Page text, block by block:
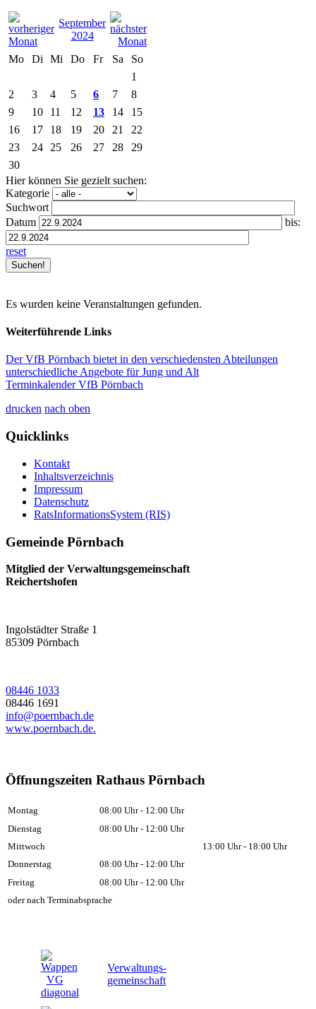
September
2024
Mo
Di Mi Do Fr Sa
So
1
2
3 4 5 6 7
8
9
10 11 12 13 14
15
16
17 18 19 20 21
22
23
24 25 26 27 28
29
30
Hier können Sie gezielt suchen:
Kategorie
Suchwort
Datum
bis:
reset
Es wurden keine Veranstaltungen gefunden.
Weiterführende Links
Der VfB Pörnbach bietet in den verschiedensten Abteilungen
unterschiedliche Angebote für Jung und Alt
Terminkalender VfB Pörnbach
drucken nach oben
Quicklinks
Kontakt
Inhaltsverzeichnis
Impressum
Datenschutz
RatsInformationsSystem (RIS)
Gemeinde Pörnbach
Mitglied der Verwaltungsgemeinschaft
Reichertshofen
Ingolstädter Straße 1
85309 Pörnbach
08446 1033
08446 1691
info@poernbach.de
www.poernbach.de.
Öffnungszeiten Rathaus Pörnbach
Montag
08:00 Uhr - 12:00 Uhr
Dienstag
08:00 Uhr - 12:00 Uhr
Mittwoch
13:00 Uhr - 18:00 Uhr
Donnerstag
08:00 Uhr - 12:00 Uhr
Freitag
08:00 Uhr - 12:00 Uhr
oder nach Terminabsprache
Verwaltungs-
gemeinschaft